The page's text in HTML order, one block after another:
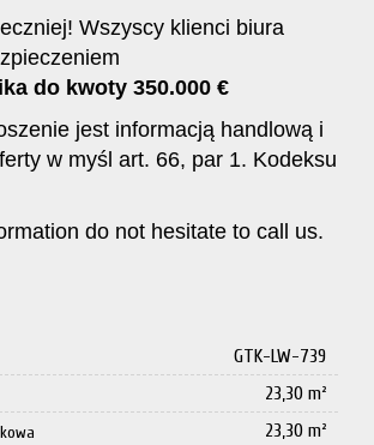
Wszyscy klienci biura
do kwoty 350.000 €
jest informacją handlową i
w myśl art. 66, par 1. Kodeksu
do not hesitate to call us.
GTK-LW-739
23,30 m²
23,30 m²